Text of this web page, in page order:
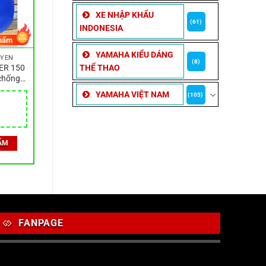
XE NHẬP KHẨU
INDONESIA
(61)
YAMAHA KIỂU DÁNG
THỂ THAO
(8)
YAMAHA VIỆT NAM (105)
150
tốt
FANPAGE